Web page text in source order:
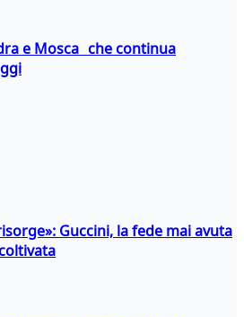
e Mosca che continua
Guccini, la fede mai avuta